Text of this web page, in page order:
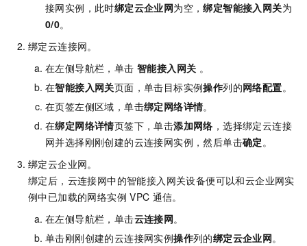
接网实例，此时绑定云企业网为空，绑定智能接入网关为
0/0。
绑定云连接网。
在左侧导航栏，单击 智能接入网关 。
在智能接入网关页面，单击目标实例操作列的网络配置。
在页签左侧区域，单击绑定网络详情。
在绑定网络详情页签下，单击添加网络 ，选择绑定云连接
网并选择刚刚创建的云连接网实例，然后单击确定。
绑定云企业网。
绑定后，云连接网中的智能接入网关设备便可以和云企业网实
例中已加载的网络实例 VPC 通信。
在左侧导航栏，单击云连接网。
单击刚刚创建的云连接网实例操作列的绑定云企业网。